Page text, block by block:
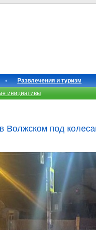
Развлечения и туризм
инициативы
Волжском под